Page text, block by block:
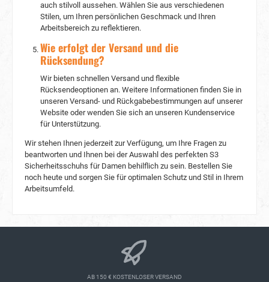
auch stilvoll aussehen. Wählen Sie aus verschiedenen
Stilen, um Ihren persönlichen Geschmack und Ihren
Arbeitsbereich zu reflektieren.
Wie erfolgt der Versand und die
Rücksendung?
Wir bieten schnellen Versand und flexible
Rücksendeoptionen an. Weitere Informationen finden Sie in
unseren Versand- und Rückgabebestimmungen auf unserer
Website oder wenden Sie sich an unseren Kundenservice
für Unterstützung.
Wir stehen Ihnen jederzeit zur Verfügung, um Ihre Fragen zu
beantworten und Ihnen bei der Auswahl des perfekten S3
Sicherheitsschuhs für Damen behilflich zu sein. Bestellen Sie
noch heute und sorgen Sie für optimalen Schutz und Stil in Ihrem
Arbeitsumfeld.
AB 150 € KOSTENLOSER VERSAND